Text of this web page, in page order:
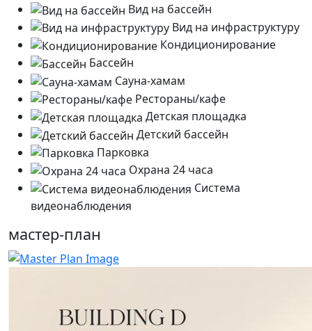
Вид на бассейн
Вид на инфраструктуру
Кондиционирование
Бассейн
Сауна-хамам
Рестораны/кафе
Детская площадка
Детский бассейн
Парковка
Охрана 24 часа
Система
видеонаблюдения
мастер-план